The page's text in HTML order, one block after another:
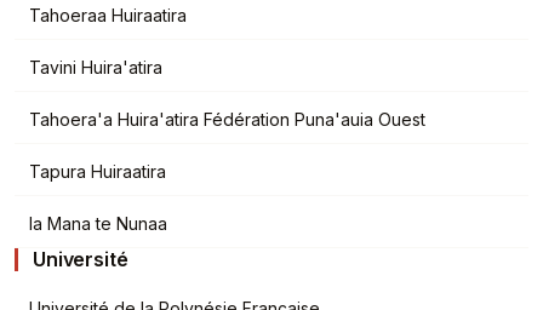
Tahoeraa Huiraatira
Tavini Huira'atira
Tahoera'a Huira'atira Fédération Puna'auia Ouest
Tapura Huiraatira
Ia Mana te Nunaa
Université